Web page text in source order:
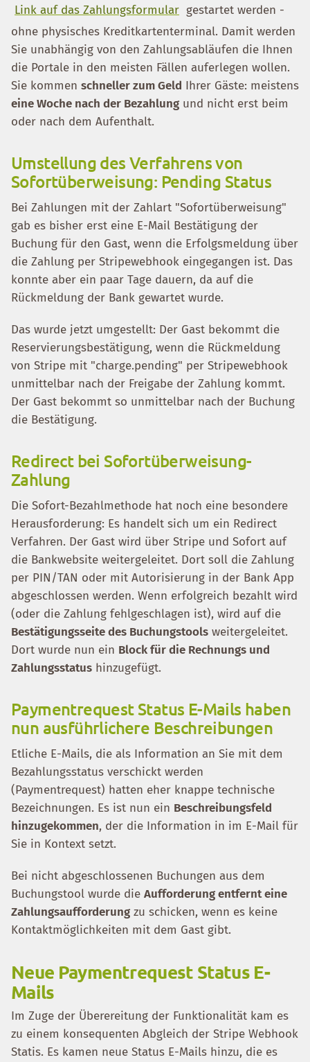
Link auf das Zahlungsformular gestartet werden -
ohne physisches Kreditkartenterminal. Damit werden
Sie unabhängig von den Zahlungsabläufen die Ihnen
die Portale in den meisten Fällen auferlegen wollen.
Sie kommen schneller zum Geld Ihrer Gäste: meistens
eine Woche nach der Bezahlung und nicht erst beim
oder nach dem Aufenthalt.
Umstellung des Verfahrens von
Sofortüberweisung: Pending Status
Bei Zahlungen mit der Zahlart "Sofortüberweisung"
gab es bisher erst eine E-Mail Bestätigung der
Buchung für den Gast, wenn die Erfolgsmeldung über
die Zahlung per Stripewebhook eingegangen ist. Das
konnte aber ein paar Tage dauern, da auf die
Rückmeldung der Bank gewartet wurde.
Das wurde jetzt umgestellt: Der Gast bekommt die
Reservierungsbestätigung, wenn die Rückmeldung
von Stripe mit "charge.pending" per Stripewebhook
unmittelbar nach der Freigabe der Zahlung kommt.
Der Gast bekommt so unmittelbar nach der Buchung
die Bestätigung.
Redirect bei Sofortüberweisung-
Zahlung
Die Sofort-Bezahlmethode hat noch eine besondere
Herausforderung: Es handelt sich um ein Redirect
Verfahren. Der Gast wird über Stripe und Sofort auf
die Bankwebsite weitergeleitet. Dort soll die Zahlung
per PIN/TAN oder mit Autorisierung in der Bank App
abgeschlossen werden. Wenn erfolgreich bezahlt wird
(oder die Zahlung fehlgeschlagen ist), wird auf die
Bestätigungsseite des Buchungstools weitergeleitet.
Dort wurde nun ein Block für die Rechnungs und
Zahlungsstatus hinzugefügt.
Paymentrequest Status E-Mails haben
nun ausführlichere Beschreibungen
Etliche E-Mails, die als Information an Sie mit dem
Bezahlungsstatus verschickt werden
(Paymentrequest) hatten eher knappe technische
Bezeichnungen. Es ist nun ein Beschreibungsfeld
hinzugekommen, der die Information in im E-Mail für
Sie in Kontext setzt.
Bei nicht abgeschlossenen Buchungen aus dem
Buchungstool wurde die Aufforderung entfernt eine
Zahlungsaufforderung zu schicken, wenn es keine
Kontaktmöglichkeiten mit dem Gast gibt.
Neue Paymentrequest Status E-
Mails
Im Zuge der Überereitung der Funktionalität kam es
zu einem konsequenten Abgleich der Stripe Webhook
Statis. Es kamen neue Status E-Mails hinzu, die es